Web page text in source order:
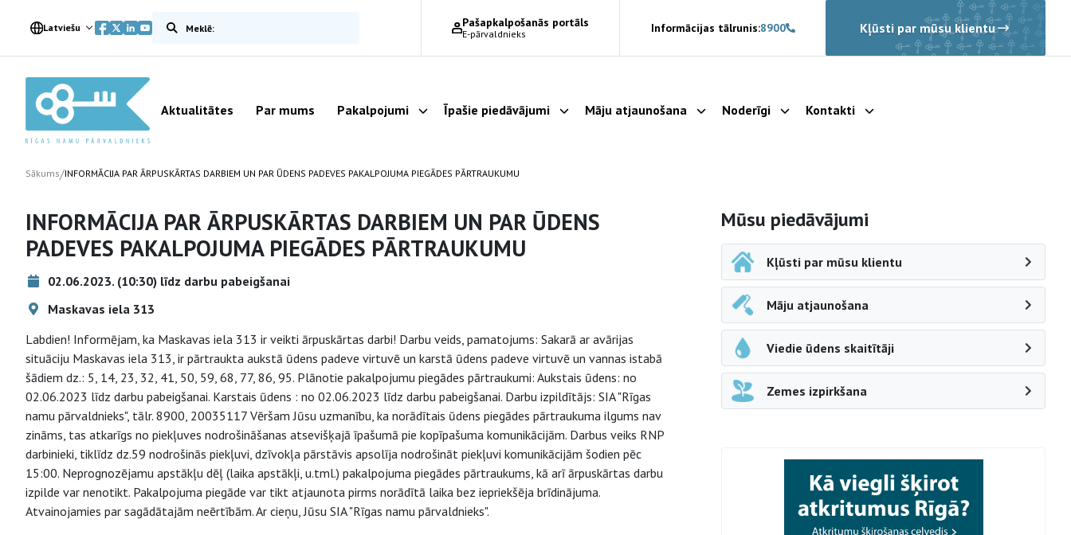
Latviešu Meklēt vietnē Pašapkalpošanās portāls
E-pārvaldnieks Informācijas tālrunis:8900 Kļūsti par mūsu klientu
Aktualitātes Par mums Pakalpojumi Parādīt apakšizvēlni
Īpašie piedāvājumi Parādīt apakšizvēlni
Māju atjaunošana Parādīt apakšizvēlni
Noderīgi Parādīt apakšizvēlni
Kontakti Parādīt apakšizvēlni
Sākums/INFORMĀCIJA PAR ĀRPUSKĀRTAS DARBIEM UN PAR ŪDENS PADEVES PAKALPOJUMA PIEGĀDES PĀRTRAUKUMU
INFORMĀCIJA PAR ĀRPUSKĀRTAS DARBIEM UN PAR ŪDENS
PADEVES PAKALPOJUMA PIEGĀDES PĀRTRAUKUMU
02.06.2023. (10:30) līdz darbu pabeigšanai
Maskavas iela 313
Labdien! Informējam, ka Maskavas iela 313 ir veikti ārpuskārtas darbi! Darbu veids, pamatojums: Sakarā ar avārijas
situāciju Maskavas iela 313, ir pārtraukta aukstā ūdens padeve virtuvē un karstā ūdens padeve virtuvē un vannas istabā
šādiem dz.: 5, 14, 23, 32, 41, 50, 59, 68, 77, 86, 95. Plānotie pakalpojumu piegādes pārtraukumi: Aukstais ūdens: no
02.06.2023 līdz darbu pabeigšanai. Karstais ūdens : no 02.06.2023 līdz darbu pabeigšanai. Darbu izpildītājs: SIA "Rīgas
namu pārvaldnieks", tālr. 8900, 20035117 Vēršam Jūsu uzmanību, ka norādītais ūdens piegādes pārtraukuma ilgums nav
zināms, tas atkarīgs no piekļuves nodrošināšanas atsevišķajā īpašumā pie kopīpašuma komunikācijām. Darbus veiks RNP
darbinieki, tiklīdz dz.59 nodrošinās piekļuvi, dzīvokļa pārstāvis apsolīja nodrošināt piekļuvi komunikācijām šodien pēc
15:00. Neprognozējamu apstākļu dēļ (laika apstākļi, u.tml.) pakalpojuma piegādes pārtraukums, kā arī ārpuskārtas darbu
izpilde var nenotikt. Pakalpojuma piegāde var tikt atjaunota pirms norādītā laika bez iepriekšēja brīdinājuma.
Atvainojamies par sagādātajām neērtībām. Ar cieņu, Jūsu SIA "Rīgas namu pārvaldnieks".
Sāna navigācija
Mūsu piedāvājumi
Kļūsti par mūsu klientu
Māju atjaunošana
Viedie ūdens skaitītāji
Zemes izpirkšana